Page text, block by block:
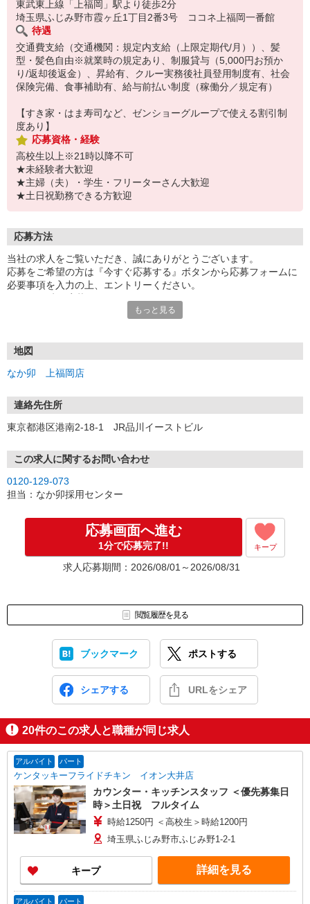
東武東上線「上福岡」駅より徒歩2分
埼玉県ふじみ野市霞ヶ丘1丁目2番3号 ココネ上福岡一番館
待遇
交通費支給（交通機関：規定内支給（上限定期代/月））、髪
型・髪色自由※就業時の規定あり、制服貸与（5,000円お預か
り/返却後返金）、昇給有、クルー実務後社員登用制度有、社会
保険完備、食事補助有、給与前払い制度（稼働分／規定有）
【すき家・はま寿司など、ゼンショーグループで使える割引制
度あり】
応募資格・経験
高校生以上※21時以降不可
★未経験者大歓迎
★主婦（夫）・学生・フリーターさん大歓迎
★土日祝勤務できる方歓迎
応募方法
当社の求人をご覧いただき、誠にありがとうございます。
応募をご希望の方は『今すぐ応募する』ボタンから応募フォームに
必要事項を入力の上、エントリーください。
号」など
もっと見る
地図
なか卯 上福岡店
連絡先住所
東京都港区港南2-18-1 JR品川イーストビル
この求人に関するお問い合わせ
0120-129-073
担当：なか卯採用センター
応募画面へ進む
1分で応募完了!! キープ
求人応募期間：2026/08/01～2026/08/31
閲覧履歴を見る
ブックマーク ポストする
シェアする URLをシェア
20件のこの求人と職種が同じ求人
アルバイト パート
ケンタッキーフライドチキン イオン大井店
カウンター・キッチンスタッフ ＜優先募集日
時＞土日祝 フルタイム
時給1250円 ＜高校生＞時給1200円
埼玉県ふじみ野市ふじみ野1-2-1
キープ 詳細を見る
アルバイト パート